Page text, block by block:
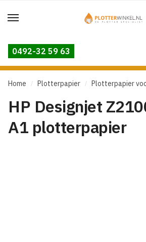
to
to
0492-32 59 63
Home / Plotterpapier / Plotterpapier
HP Designjet
A1 plotterpapier